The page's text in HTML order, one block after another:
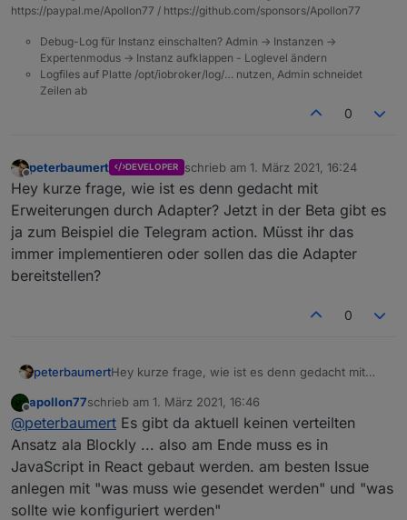
Bloß weil es OS X gab wurde WIN9 übersprungen
https://paypal.me/Apollon77 / https://github.com/sponsors/Apollon77
Debug-Log für Instanz einschalten? Admin -> Instanzen ->
Expertenmodus -> Instanz aufklappen - Loglevel ändern
Logfiles auf Platte /opt/iobroker/log/… nutzen, Admin schneidet
Zeilen ab
0
Offline
peterbaumert DEVELOPER schrieb am 1. März 2021, 16:24
zuletzt editiert von
Hey kurze frage, wie ist es denn gedacht mit
Erweiterungen durch Adapter? Jetzt in der Beta gibt es
ja zum Beispiel die Telegram action. Müsst ihr das
immer implementieren oder sollen das die Adapter
bereitstellen?
0
peterbaumertHey kurze frage, wie ist es denn gedacht mit
gibt es ja zum Beispiel die Telegram action.
Müsst ihr das immer implementieren oder sollen
das die Adapter bereitstellen?
Offline
apollon77schrieb am 1. März 2021, 16:46
zuletzt editiert von
@peterbaumert Es gibt da aktuell keinen verteilten
Ansatz ala Blockly ... also am Ende muss es in
JavaScript in React gebaut werden. am besten Issue
anlegen mit "was muss wie gesendet werden" und "was
sollte wie konfiguriert werden"